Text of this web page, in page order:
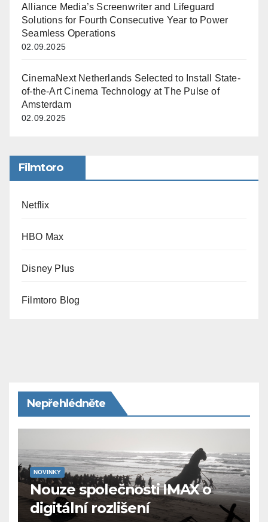
Alliance Media’s Screenwriter and Lifeguard
Solutions for Fourth Consecutive Year to Power
Seamless Operations
02.09.2025
CinemaNext Netherlands Selected to Install State-
of-the-Art Cinema Technology at The Pulse of
Amsterdam
02.09.2025
Filmtoro
Netflix
HBO Max
Disney Plus
Filmtoro Blog
Nepřehlédněte
NOVINKY
Nouze společnosti IMAX o
digitální rozlišení